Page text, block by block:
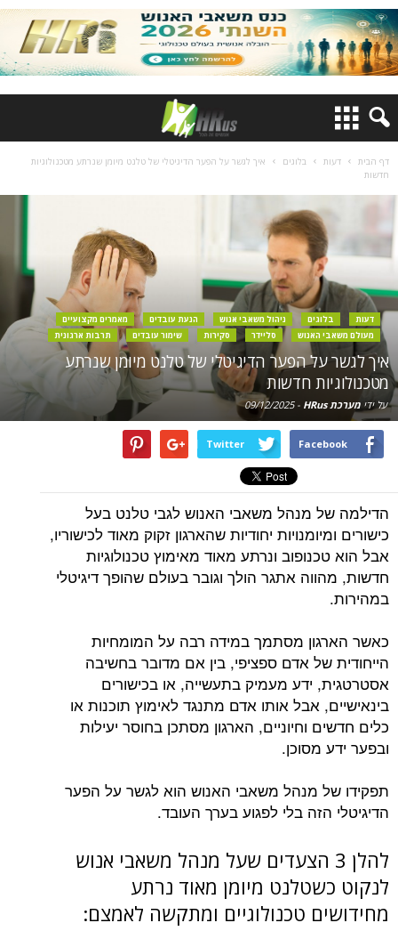
דף הבית דעות בלוגים
איך לגשר על הפער הדיגיטלי של טלנט מיומן שנרתע מטכנולוגיות
חדשות
דעות בלוגים ניהול משאבי אנוש הנעת עובדים
מאמרים מקצועיים
מעולם משאבי האנוש
סליידר סקירות שימור עובדים תרבות ארגונית
איך לגשר על הפער הדיגיטלי של טלנט מיומן שנרתע
מטכנולוגיות חדשות
על ידי מערכת HRus -
09/12/2025
Facebook
Twitter
הדילמה של מנהל משאבי האנוש לגבי טלנט בעל
כישורים ומיומנויות יחודיות שהארגון זקוק מאוד לכישוריו,
אבל הוא טכנופוב ונרתע מאוד מאימוץ טכנולוגיות
חדשות, מהווה אתגר הולך וגובר בעולם שהופך דיגיטלי
במהירות.
כאשר הארגון מסתמך במידה רבה על המומחיות
הייחודית של אדם ספציפי, בין אם מדובר בחשיבה
אסטרטגית, ידע מעמיק בתעשייה, או בכישורים
בינאישיים, אבל אותו אדם מתנגד לאימוץ תוכנות או
כלים חדשים וחיוניים, הארגון מסתכן בחוסר יעילות
ובפער ידע מסוכן.
תפקידו של מנהל משאבי האנוש הוא לגשר על הפער
הדיגיטלי הזה בלי לפגוע בערך העובד.
להלן 3 הצעדים שעל מנהל משאבי אנוש
לנקוט כשטלנט מיומן מאוד נרתע
מחידושים טכנולוגיים ומתקשה לאמצם: